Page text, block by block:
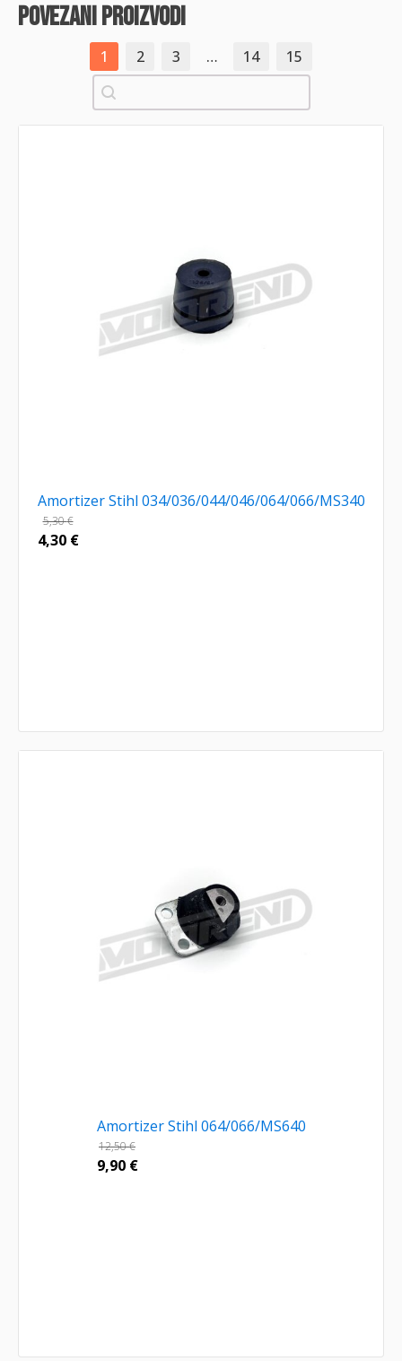
povezani proizvodi
1 2 3 … 14
15
Pretraži
Amortizer Stihl 034/036/044/046/064/066/MS340
5,30€
4,30 €
Amortizer Stihl 064/066/MS640
12,50€
9,90 €